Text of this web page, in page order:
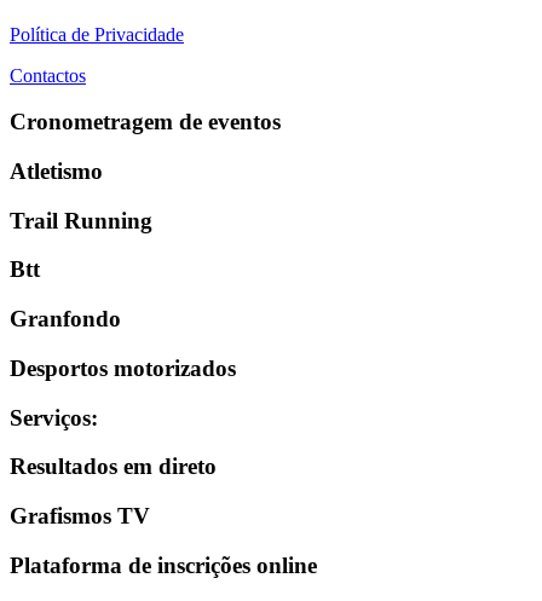
Política de Privacidade
Contactos
Cronometragem de eventos
Atletismo
Trail Running
Btt
Granfondo
Desportos motorizados
Serviços:
Resultados em direto
Grafismos TV
Plataforma de inscrições online